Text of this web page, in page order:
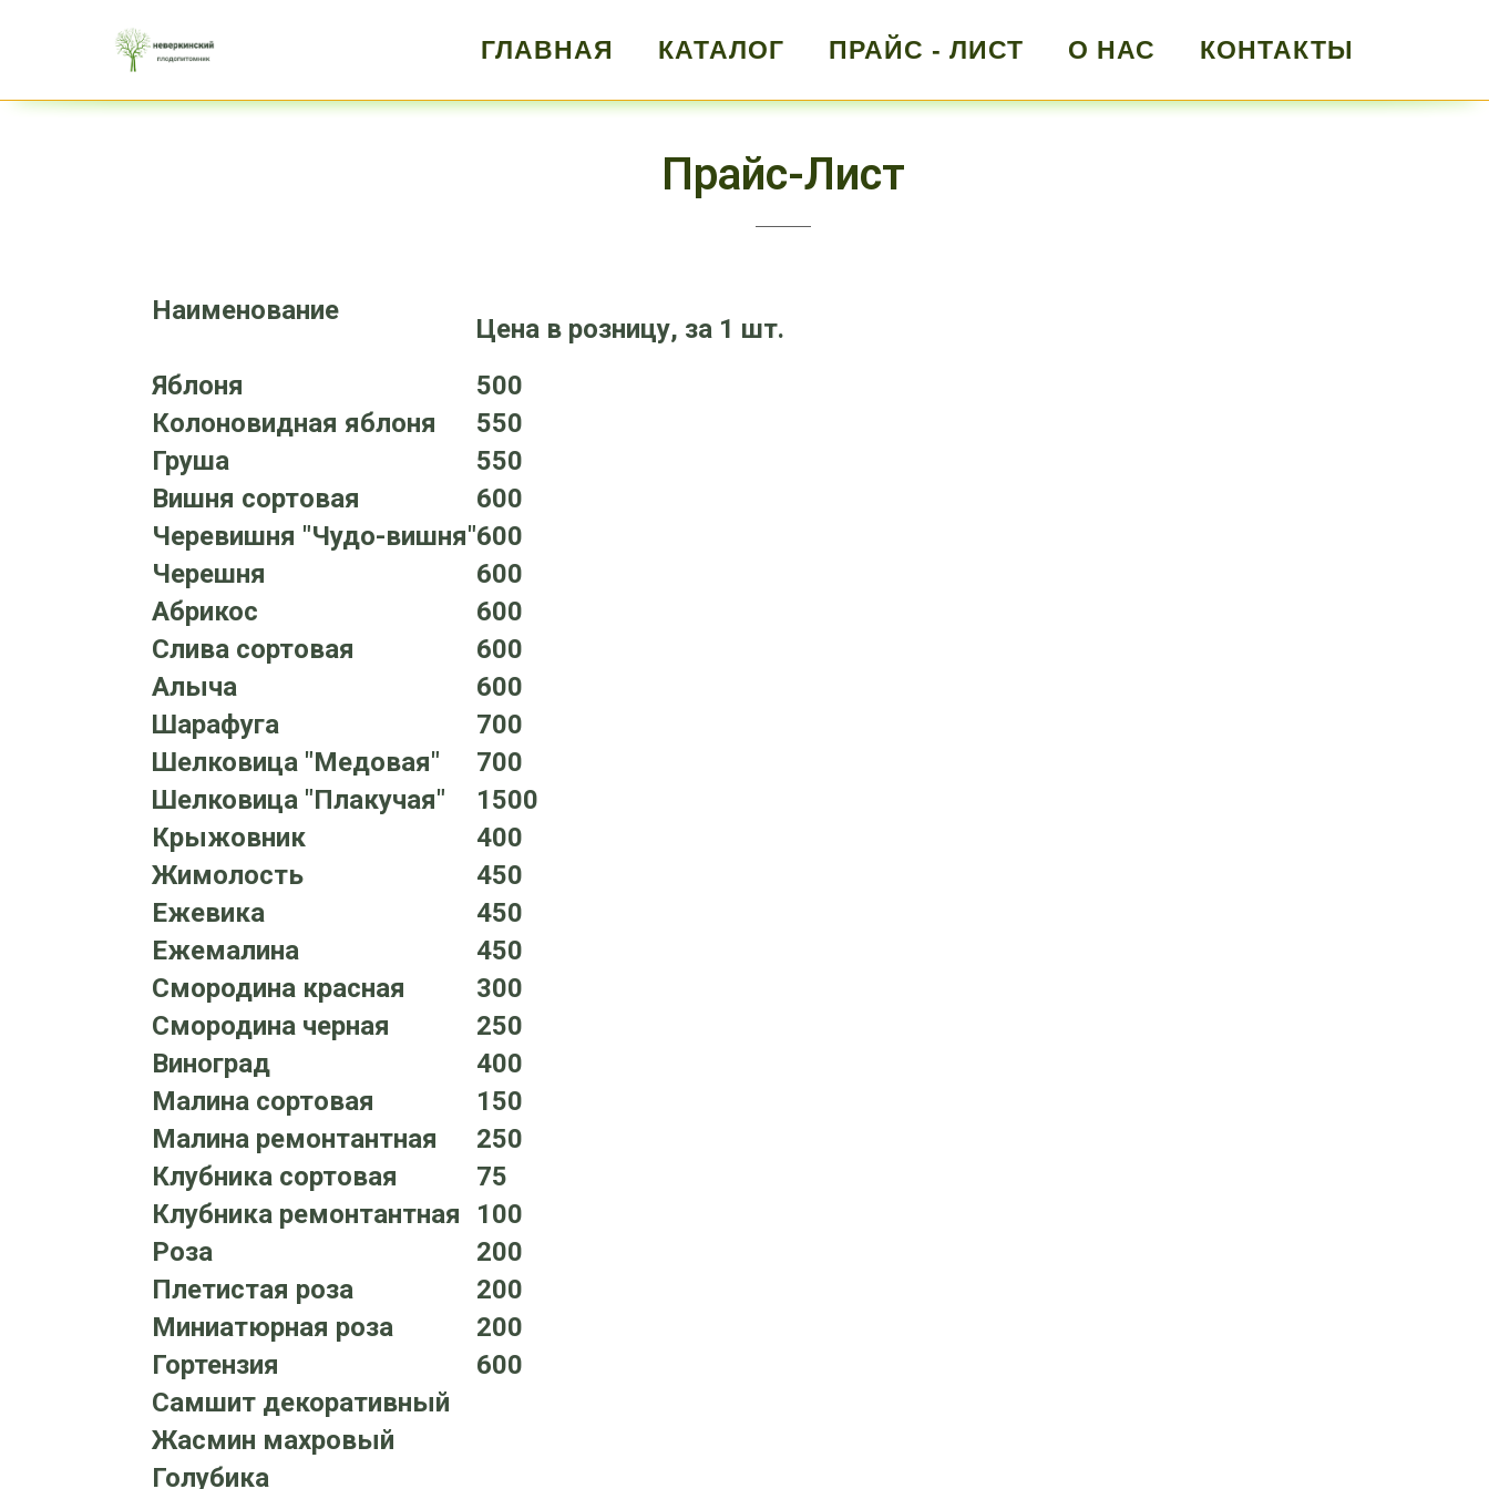
ГЛАВНАЯ КАТАЛОГ ПРАЙС - ЛИСТ О НАС КОНТАКТЫ
Прайс-Лист
Наименование
Цена в розницу, за 1 шт.
Яблоня
500
Колоновидная яблоня
550
Груша
550
Вишня сортовая
600
Черевишня "Чудо-вишня"600
Черешня
600
Абрикос
600
Слива сортовая
600
Алыча
600
Шарафуга
700
Шелковица "Медовая"
700
Шелковица "Плакучая"
1500
Крыжовник
400
Жимолость
450
Ежевика
450
Ежемалина
450
Смородина красная
300
Смородина черная
250
Виноград
400
Малина сортовая
150
Малина ремонтантная
250
Клубника сортовая
75
Клубника ремонтантная
100
Роза
200
Плетистая роза
200
Миниатюрная роза
200
Гортензия
600
Самшит декоративный
Жасмин махровый
Голубика